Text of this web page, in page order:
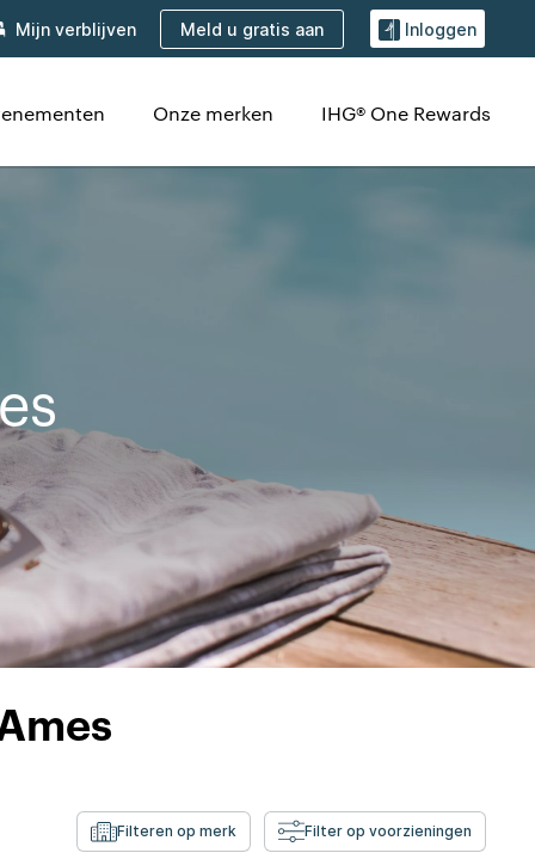
Mijn verblijven Meld u gratis aan Inloggen
Onze merken IHG® One Rewards
Filteren op merk Filter op voorzieningen